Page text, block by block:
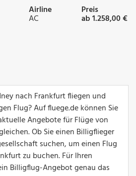
Airline
AC
Preis
ab 1.258,00 €
nach Frankfurt fliegen und
Flug? Auf fluege.de können Sie
Angebote für Flüge von
Ob Sie einen Billigflieger
suchen, um einen Flug
zu buchen. Für Ihren
Billigflug-Angebot genau das